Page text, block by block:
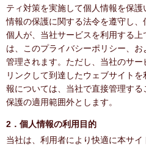
ティ対策を実施して個人情報を保
情報の保護に関する法令を遵守し、
個人が、当社サービスを利用する
は、このプライバシーポリシー、
管理されます。ただし、当社のサ
リンクして到達したウェブサイト
報については、当社で直接管理す
保護の適用範囲外とします。
2．個人情報の利用目的
当社は、利用者により快適に本サ